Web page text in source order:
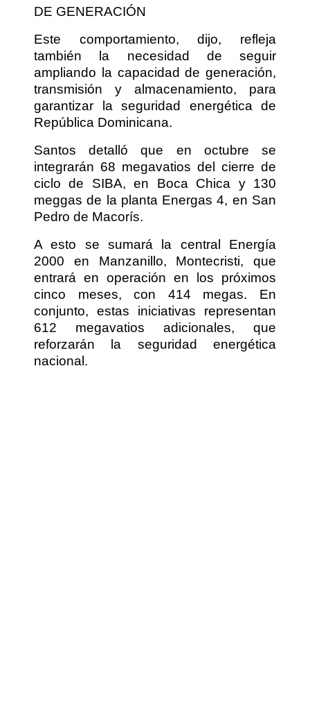
DE GENERACIÓN
Este comportamiento, dijo, refleja
también la necesidad de seguir
ampliando la capacidad de generación,
transmisión y almacenamiento, para
garantizar la seguridad energética de
República Dominicana.
Santos detalló que en octubre se
integrarán 68 megavatios del cierre de
ciclo de SIBA, en Boca Chica y 130
meggas de la planta Energas 4, en San
Pedro de Macorís.
A esto se sumará la central Energía
2000 en Manzanillo, Montecristi, que
entrará en operación en los próximos
cinco meses, con 414 megas. En
conjunto, estas iniciativas representan
612 megavatios adicionales, que
reforzarán la seguridad energética
nacional.